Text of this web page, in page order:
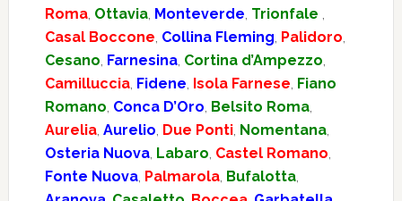
Roma, Ottavia, Monteverde, Trionfale ,
Casal Boccone, Collina Fleming, Palidoro,
Cesano, Farnesina, Cortina d’Ampezzo,
Camilluccia, Fidene, Isola Farnese, Fiano
Romano, Conca D’Oro, Belsito Roma,
Aurelia, Aurelio, Due Ponti, Nomentana,
Osteria Nuova, Labaro, Castel Romano,
Fonte Nuova, Palmarola, Bufalotta,